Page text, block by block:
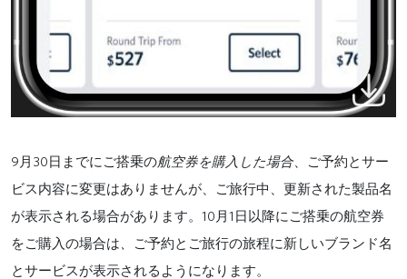
9 月 30 日までにご搭乗の航空券を購入した場合、ご予約とサー
ビス内容に変更はありませんが、ご旅行中、更新された製品名
が表示される場合があります。 10 月 1 日以降にご搭乗の航空券
をご購入の場合は
ご予約とご旅行の旅程に新しいブランド名
とサービスが表示されるようになります。